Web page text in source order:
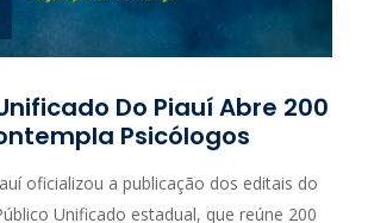
Do Piauí Abre 200
Psicólogos
oficializou a publicação dos editais do
Unificado estadual, que reúne 200